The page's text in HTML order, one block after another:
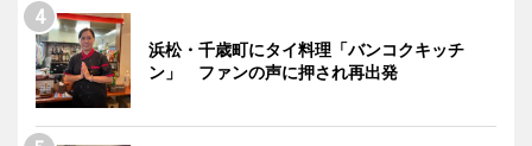
浜松・千歳町にタイ料理「バンコクキッチ
ン」 ファンの声に押され再出発